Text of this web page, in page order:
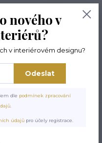
Menu
0,00 Kč
nového v
v interiérovém designu?
Odeslat
dle podmínek zpracování
.
údajů pro účely registrace.